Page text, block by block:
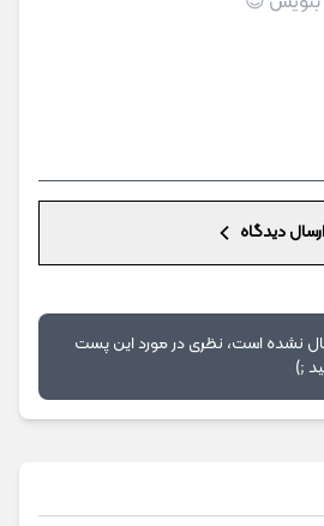
ارسال دیدگاه
نشده است، نظری در مورد این پست
;)